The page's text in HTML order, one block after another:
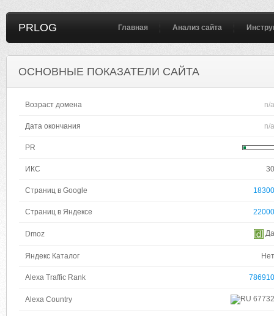
PRLOG Главная Анализ сайта
ОСНОВНЫЕ ПОКАЗАТЕЛИ САЙТА
Возраст домена n/a
Дата окончания n/a
PR
ИКС 30
Страниц в Google 18300
Страниц в Яндексе 22000
Dmoz Да
Яндекс Каталог Нет
Alexa Traffic Rank 786910
Alexa Country 67732